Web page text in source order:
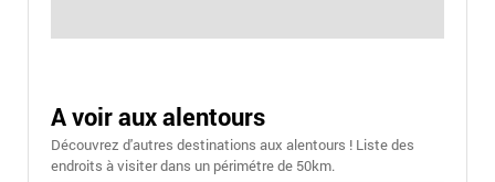
A voir aux alentours
Découvrez d'autres destinations aux alentours ! Liste des
endroits à visiter dans un périmétre de 50km.